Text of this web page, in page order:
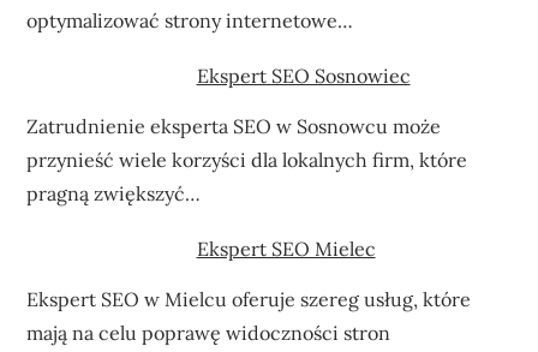
optymalizować strony internetowe…
Ekspert SEO Sosnowiec
Zatrudnienie eksperta SEO w Sosnowcu może
przynieść wiele korzyści dla lokalnych firm, które
pragną zwiększyć…
Ekspert SEO Mielec
Ekspert SEO w Mielcu oferuje szereg usług, które
mają na celu poprawę widoczności stron